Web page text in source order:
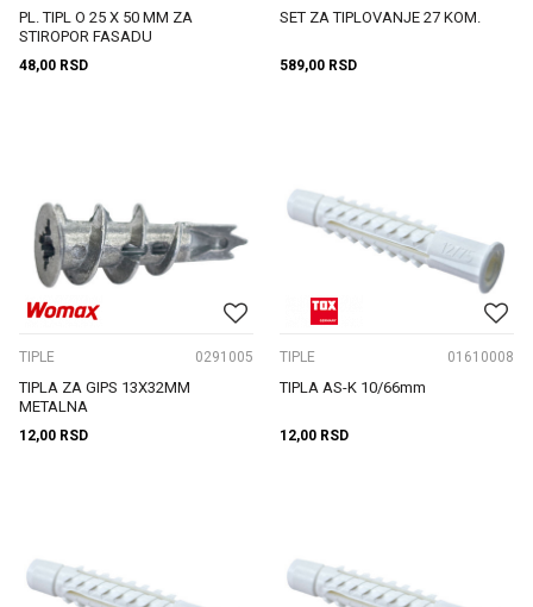
PL. TIPL O 25 X 50 MM ZA
STIROPOR FASADU
48,00 RSD
SET ZA TIPLOVANJE 27 KOM.
589,00 RSD
TIPLE 0291005
TIPLA ZA GIPS 13X32MM
METALNA
12,00 RSD
TIPLE 01610008
TIPLA AS-K 10/66mm
12,00 RSD